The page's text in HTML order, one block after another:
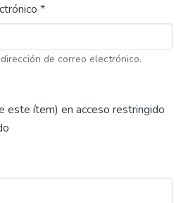
*
de correo electrónico.
este ítem) en acceso restringido